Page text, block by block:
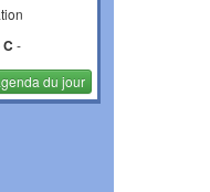
C-
du jour